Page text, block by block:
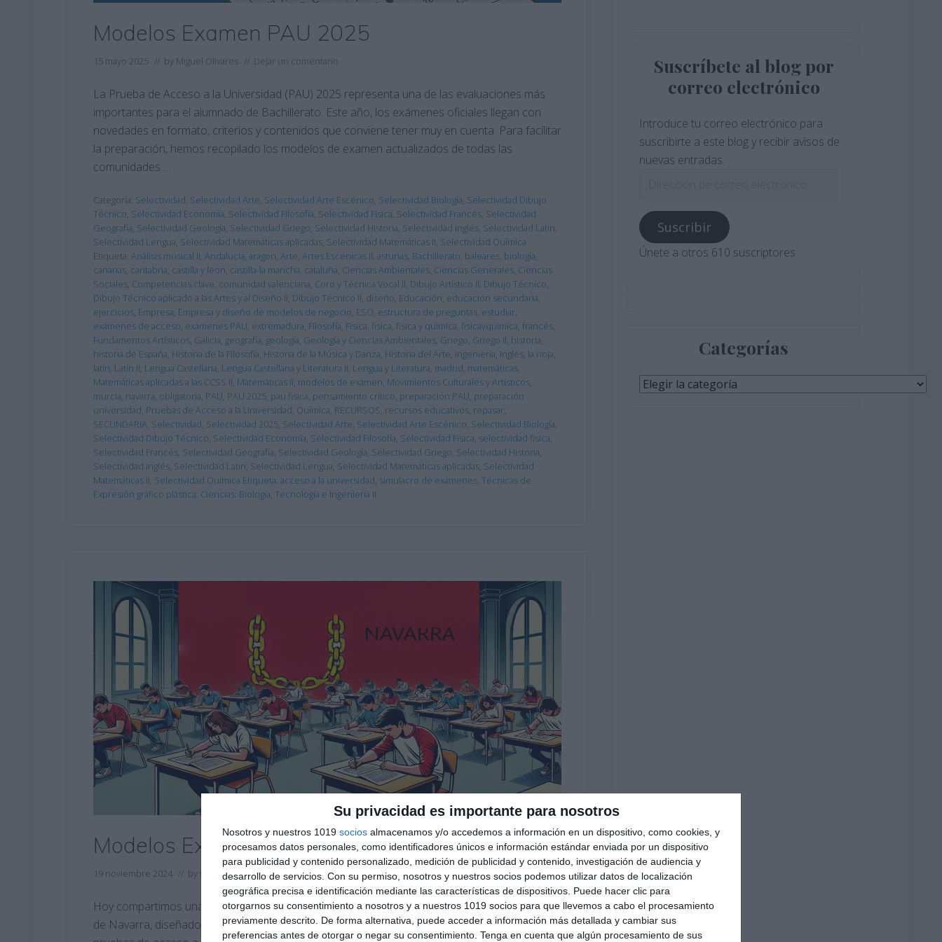
Su privacidad es importante para nosotros
Nosotros y nuestros 1019 socios almacenamos y/o accedemos a información en un dispositivo, como cookies, y
procesamos datos personales, como identificadores únicos e información estándar enviada por un dispositivo
para publicidad y contenido personalizado, medición de publicidad y contenido, investigación de audiencia y
desarrollo de servicios. Con su permiso, nosotros y nuestros socios podemos utilizar datos de localización
geográfica precisa e identificación mediante las características de dispositivos. Puede hacer clic para
otorgarnos su consentimiento a nosotros y a nuestros 1019 socios para que llevemos a cabo el procesamiento
previamente descrito. De forma alternativa, puede acceder a información más detallada y cambiar sus
preferencias antes de otorgar o negar su consentimiento. Tenga en cuenta que algún procesamiento de sus
Modelos Examen PAU 2025
15 mayo 2025 // by Miguel Olivares // Dejar un comentario
La Prueba de Acceso a la Universidad (PAU) 2025 representa una de las evaluaciones más
importantes para el alumnado de Bachillerato. Este año, los exámenes oficiales llegan con
novedades en formato, criterios y contenidos que conviene tener muy en cuenta. Para facilitar
la preparación, hemos recopilado los modelos de examen actualizados de todas las
comunidades …
Categoría: Selectividad, Selectividad Arte, Selectividad Arte Escénico, Selectividad Biología, Selectividad Dibujo
Técnico, Selectividad Economía, Selectividad Filosofía, Selectividad Física, Selectividad Francés, Selectividad
Geografía, Selectividad Geología, Selectividad Griego, Selectividad Historia, Selectividad Inglés, Selectividad Latin,
Selectividad Lengua, Selectividad Matemáticas aplicadas, Selectividad Matemáticas II, Selectividad Química
Etiqueta: Análisis musical II, Andalucia, aragon, Arte, Artes Escénicas II, asturias, Bachillerato, baleares, biología,
canarias, cantabria, castilla y leon, castilla-la mancha, cataluña, Ciencias Ambientales, Ciencias Generales, Ciencias
Sociales, Competencias clave, comunidad valenciana, Coro y Técnica Vocal II, Dibujo Artístico II, Dibujo Técnico,
Dibujo Técnico aplicado a las Artes y al Diseño II, Dibujo Técnico II, diseño, Educación, educación secundaria,
ejercicios, Empresa, Empresa y diseño de modelos de negocio, ESO, estructura de preguntas, estudiar,
exámenes de acceso, exámenes PAU, extremadura, Filosofía, Física, fisica, fisica y quimica, fisicayquimica, francés,
Fundamentos Artísticos, Galicia, geografía, geología, Geología y Ciencias Ambientales, Griego, Griego II, historia,
historia de España, Historia de la Filosofía, Historia de la Música y Danza, Historia del Arte, ingeniería, Inglés, la rioja,
latín, Latín II, Lengua Castellana, Lengua Castellana y Literatura II, Lengua y Literatura, madrid, matemáticas,
Matemáticas aplicadas a las CCSS II, Matemáticas II, modelos de examen, Movimientos Culturales y Artísticos,
murcia, navarra, obligatoria, PAU, PAU 2025, pau fisica, pensamiento crítico, preparación PAU, preparación
universidad, Pruebas de Acceso a la Universidad, Química, RECURSOS, recursos educativos, repasar,
SECUNDARIA, Selectividad, Selectividad 2025, Selectividad Arte, Selectividad Arte Escénico, Selectividad Biología,
Selectividad Dibujo Técnico, Selectividad Economía, Selectividad Filosofía, Selectividad Física, selectividad fisica,
Selectividad Francés, Selectividad Geografía, Selectividad Geología, Selectividad Griego, Selectividad Historia,
Selectividad Inglés, Selectividad Latin, Selectividad Lengua, Selectividad Matemáticas aplicadas, Selectividad
Matemáticas II, Selectividad Química Etiqueta: acceso a la universidad, simulacro de exámenes, Técnicas de
Expresión gráfico plástica. Ciencias: Biología, Tecnología e Ingeniería II
Modelos Examen PAU 2025 – Navarra
19 noviembre 2024 // by Miguel Olivares //Dejar un comentario
Hoy compartimos una serie de modelos de examen de la PAU 2025 para la Comunidad Foral
de Navarra, diseñados específicamente para preparar a los estudiantes de Bachillerato en las
Suscríbete al blog por
correo electrónico
Introduce tu correo electrónico para
suscribirte a este blog y recibir avisos de
nuevas entradas.
correo
electrónico
Suscribir
Únete a otros 610 suscriptores
Categorías
Categorías